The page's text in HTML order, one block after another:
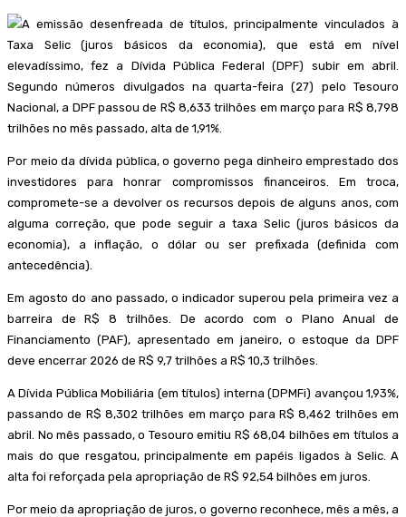
A emissão desenfreada de títulos, principalmente vinculados à
Taxa Selic (juros básicos da economia), que está em nível
elevadíssimo, fez a Dívida Pública Federal (DPF) subir em abril.
Segundo números divulgados na quarta-feira (27) pelo Tesouro
Nacional, a DPF passou de R$ 8,633 trilhões em março para R$ 8,798
trilhões no mês passado, alta de 1,91%.
Por meio da dívida pública, o governo pega dinheiro emprestado dos
investidores para honrar compromissos financeiros. Em troca,
compromete-se a devolver os recursos depois de alguns anos, com
alguma correção, que pode seguir a taxa Selic (juros básicos da
economia), a inflação, o dólar ou ser prefixada (definida com
antecedência).
Em agosto do ano passado, o indicador superou pela primeira vez a
barreira de R$ 8 trilhões. De acordo com o Plano Anual de
Financiamento (PAF), apresentado em janeiro, o estoque da DPF
deve encerrar 2026 de R$ 9,7 trilhões a R$ 10,3 trilhões.
A Dívida Pública Mobiliária (em títulos) interna (DPMFi) avançou 1,93%,
passando de R$ 8,302 trilhões em março para R$ 8,462 trilhões em
abril. No mês passado, o Tesouro emitiu R$ 68,04 bilhões em títulos a
mais do que resgatou, principalmente em papéis ligados à Selic. A
alta foi reforçada pela apropriação de R$ 92,54 bilhões em juros.
Por meio da apropriação de juros, o governo reconhece, mês a mês, a